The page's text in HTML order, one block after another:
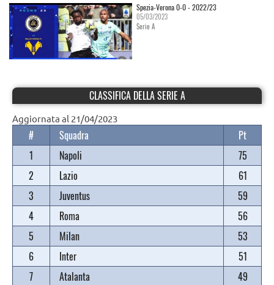
Spezia-Verona 0-0 - 2022/23
05/03/2023
Serie A
CLASSIFICA DELLA SERIE A
Aggiornata al 21/04/2023
# Squadra
Pt
1
Napoli
75
2
Lazio
61
3
Juventus
59
4
Roma
56
5
Milan
53
6
Inter
51
7
Atalanta
49